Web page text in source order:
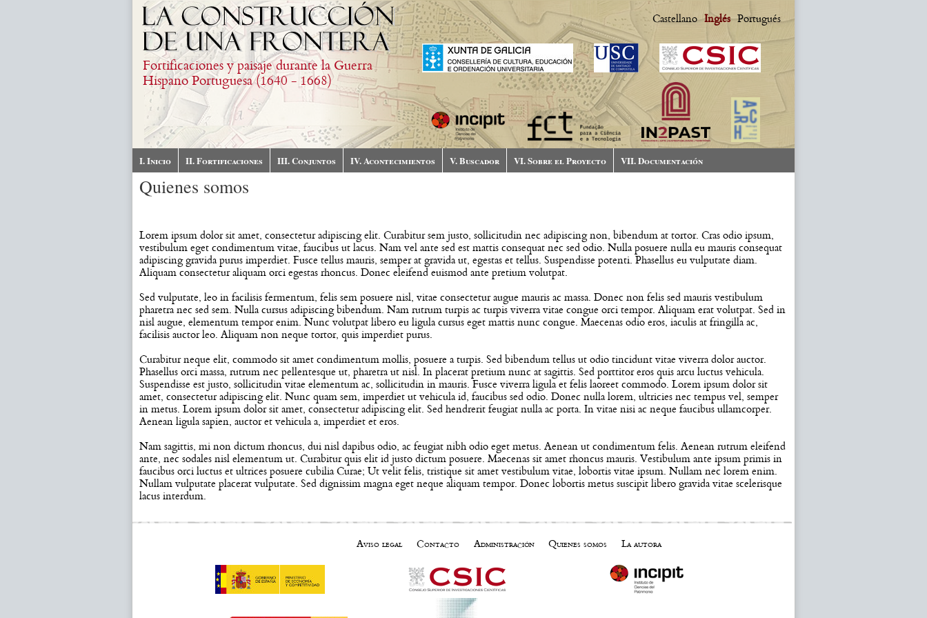
Fortificaciones y paisaje durante la Guerra
Hispano Portuguesa (1640 - 1668)
Castellano Inglés Portugués
I. Inicio II. Fortificaciones III. Conjuntos IV. Acontecimientos V. Buscador VI. Sobre el Proyecto VII. Documentación
Quienes somos
Lorem ipsum dolor sit amet, consectetur adipiscing elit. Curabitur sem justo, sollicitudin nec adipiscing non, bibendum at tortor. Cras odio ipsum,
vestibulum eget condimentum vitae, faucibus ut lacus. Nam vel ante sed est mattis consequat nec sed odio. Nulla posuere nulla eu mauris consequat
adipiscing gravida purus imperdiet. Fusce tellus mauris, semper at gravida ut, egestas et tellus. Suspendisse potenti. Phasellus eu vulputate diam.
Aliquam consectetur aliquam orci egestas rhoncus. Donec eleifend euismod ante pretium volutpat.
Sed vulputate, leo in facilisis fermentum, felis sem posuere nisl, vitae consectetur augue mauris ac massa. Donec non felis sed mauris vestibulum
pharetra nec sed sem. Nulla cursus adipiscing bibendum. Nam rutrum turpis ac turpis viverra vitae congue orci tempor. Aliquam erat volutpat. Sed in
nisl augue, elementum tempor enim. Nunc volutpat libero eu ligula cursus eget mattis nunc congue. Maecenas odio eros, iaculis at fringilla ac,
facilisis auctor leo. Aliquam non neque tortor, quis imperdiet purus.
Curabitur neque elit, commodo sit amet condimentum mollis, posuere a turpis. Sed bibendum tellus ut odio tincidunt vitae viverra dolor auctor.
Phasellus orci massa, rutrum nec pellentesque ut, pharetra ut nisl. In placerat pretium nunc at sagittis. Sed porttitor eros quis arcu luctus vehicula.
Suspendisse est justo, sollicitudin vitae elementum ac, sollicitudin in mauris. Fusce viverra ligula et felis laoreet commodo. Lorem ipsum dolor sit
amet, consectetur adipiscing elit. Nunc quam sem, imperdiet ut vehicula id, faucibus sed odio. Donec nulla lorem, ultricies nec tempus vel, semper
in metus. Lorem ipsum dolor sit amet, consectetur adipiscing elit. Sed hendrerit feugiat nulla ac porta. In vitae nisi ac neque faucibus ullamcorper.
Aenean ligula sapien, auctor et vehicula a, imperdiet et eros.
Nam sagittis, mi non dictum rhoncus, dui nisl dapibus odio, ac feugiat nibh odio eget metus. Aenean ut condimentum felis. Aenean rutrum eleifend
ante, nec sodales nisl elementum ut. Curabitur quis elit id justo dictum posuere. Maecenas sit amet rhoncus mauris. Vestibulum ante ipsum primis in
faucibus orci luctus et ultrices posuere cubilia Curae; Ut velit felis, tristique sit amet vestibulum vitae, lobortis vitae ipsum. Nullam nec lorem enim.
Nullam vulputate placerat vulputate. Sed dignissim magna eget neque aliquam tempor. Donec lobortis metus suscipit libero gravida vitae scelerisque
lacus interdum.
Aviso legal Contacto Administración Quienes somos La autora